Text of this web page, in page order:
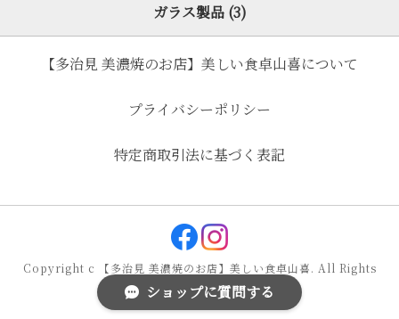
ガラス製品 (3)
【多治見 美濃焼のお店】美しい食卓山喜について
プライバシーポリシー
特定商取引法に基づく表記
Copyright c 【多治見 美濃焼のお店】美しい食卓山喜. All Rights
Reserved.
ショップに質問する